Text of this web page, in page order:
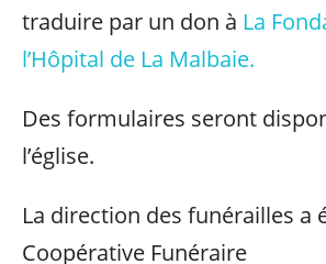
traduire par un don à La
l’Hôpital de La Malbaie.
Des formulaires seront
l’église.
La direction des funérailles a
Coopérative Funéraire